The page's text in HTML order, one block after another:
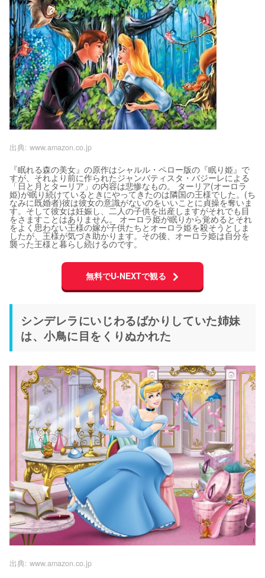
出典: www.amazon.co.jp
『眠れる森の美女』の原作はシャルル・ペロー版の『眠り姫』で
すが、それより前に作られたジャンバティスタ・バジーレによる
「日と月とターリア」の内容は悲惨なもの。 ターリア(オーロラ
姫)が眠り続けているときにやってきたのは隣国の王様でした。(ち
なみに既婚者)彼は彼女の意識がないのをいいことに貞操を奪いま
す。そして彼女は妊娠し、二人の子供を出産しますがそれでも目
をさますことはありません。 オーロラ姫が眠りから覚めるとそれ
をよく思わない王様の嫁が子供たちとオーロラ姫を殺そうとしま
したが、王様が気づき助かります。その後、オーロラ姫は自分を
襲った王様と暮らし続けるのです。
無料でU-NEXTで観る
シンデレラにいじわるばかりしていた姉妹
は、小鳥に目をくりぬかれた
出典: www.amazon.co.jp